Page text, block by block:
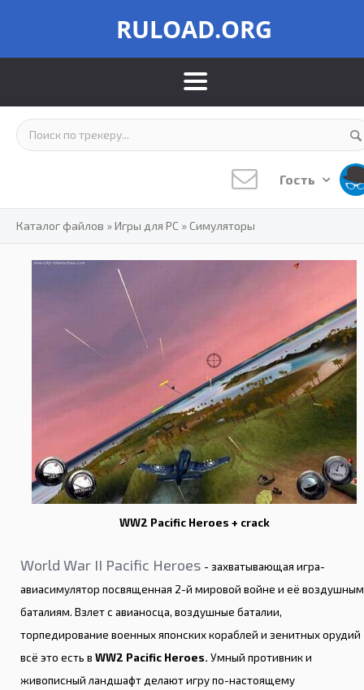
RULOAD.ORG
Гость
Каталог файлов »Игры для PC »Симуляторы
WW2 Pacific Heroes + crack
World War II Pacific Heroes - захватывающая игра-
авиасимулятор посвященная 2-й мировой войне и её воздушным
баталиям. Взлет с авианосца, воздушные баталии,
торпедирование военных японских кораблей и зенитных орудий
всё это есть в WW2 Pacific Heroes. Умный противник и
живописный ландшафт делают игру по-настоящему